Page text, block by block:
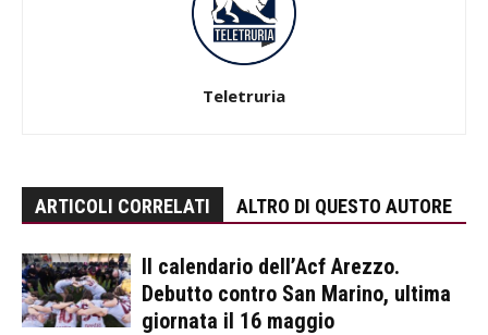
Teletruria
ARTICOLI CORRELATI ALTRO DI QUESTO AUTORE
Il calendario dell’Acf Arezzo.
Debutto contro San Marino, ultima
giornata il 16 maggio